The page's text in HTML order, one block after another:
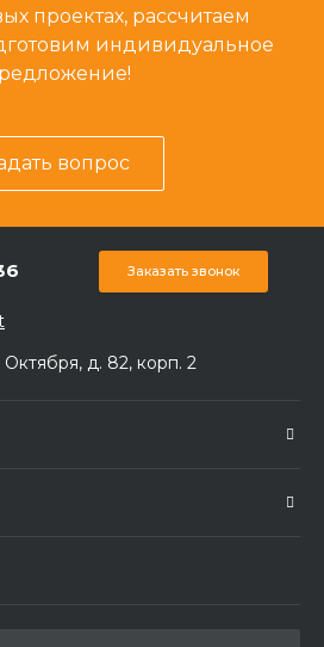
проектах, рассчитаем
индивидуальное
вопрос
Заказать звонок
Октября, д. 82, корп. 2